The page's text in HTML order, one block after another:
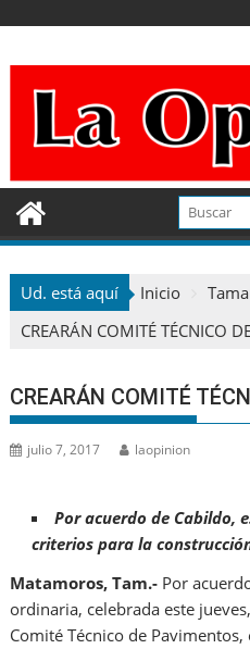
contenido
Ud. está aquí Inicio
CREARÁN COMITÉ TÉCNICO
CREARÁN COMITÉ
julio 7, 2017 laopinion
Por acuerdo de Cabildo,
criterios para la
Matamoros, Tam.- Por
ordinaria, celebrada este
Comité Técnico de